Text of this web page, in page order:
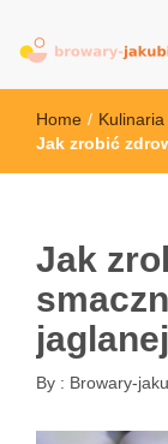
browary-
Home / Kulinaria
Jak zrobić
Jak
jaglanej
By : Browary-